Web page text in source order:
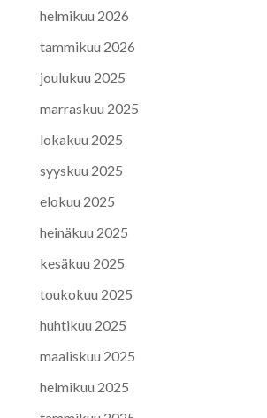
helmikuu 2026
tammikuu 2026
joulukuu 2025
marraskuu 2025
lokakuu 2025
syyskuu 2025
elokuu 2025
heinäkuu 2025
kesäkuu 2025
toukokuu 2025
huhtikuu 2025
maaliskuu 2025
helmikuu 2025